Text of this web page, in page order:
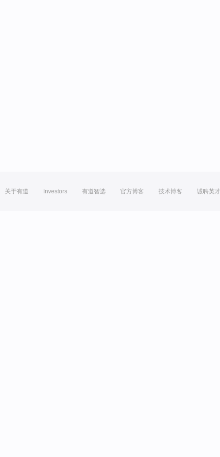
关于有道 Investors 有道智选 官方博客 技术博客 诚聘英才